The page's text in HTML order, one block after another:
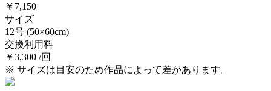
￥7,150
サイズ
12号 (50×60cm)
交換利用料
￥3,300 /回
※ サイズは目安のため作品によって差があります。